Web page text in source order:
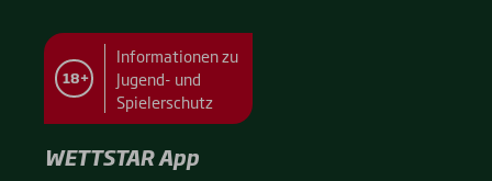
18+
Informationen zu
Jugend- und
Spielerschutz
WETTSTAR App